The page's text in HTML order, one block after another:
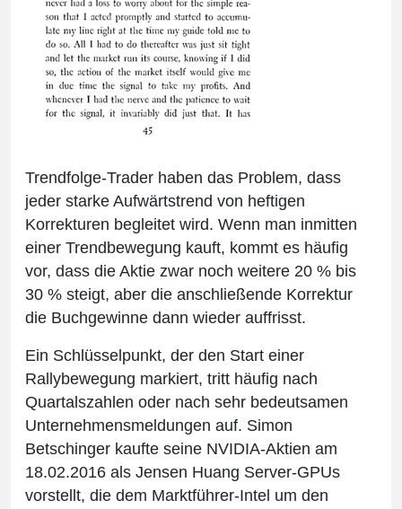
Trendfolge-Trader haben das Problem, dass
jeder starke Aufwärtstrend von heftigen
Korrekturen begleitet wird. Wenn man inmitten
einer Trendbewegung kauft, kommt es häufig
vor, dass die Aktie zwar noch weitere 20 % bis
30 % steigt, aber die anschließende Korrektur
die Buchgewinne dann wieder auffrisst.
Ein Schlüsselpunkt, der den Start einer
Rallybewegung markiert, tritt häufig nach
Quartalszahlen oder nach sehr bedeutsamen
Unternehmensmeldungen auf. Simon
Betschinger kaufte seine NVIDIA-Aktien am
18.02.2016 als Jensen Huang Server-GPUs
vorstellt, die dem Marktführer-Intel um den